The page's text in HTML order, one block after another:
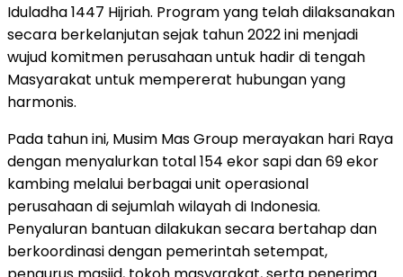
Iduladha 1447 Hijriah. Program yang telah dilaksanakan
secara berkelanjutan sejak tahun 2022 ini menjadi
wujud komitmen perusahaan untuk hadir di tengah
Masyarakat untuk mempererat hubungan yang
harmonis.
Pada tahun ini, Musim Mas Group merayakan hari Raya
dengan menyalurkan total 154 ekor sapi dan 69 ekor
kambing melalui berbagai unit operasional
perusahaan di sejumlah wilayah di Indonesia.
Penyaluran bantuan dilakukan secara bertahap dan
berkoordinasi dengan pemerintah setempat,